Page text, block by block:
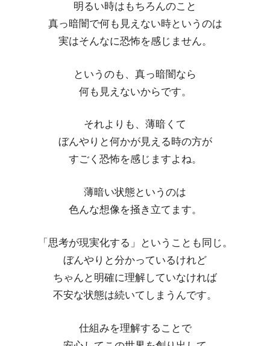
明るい時はもちろんのこと
真っ暗闇で何も見えない時というのは
実はそんなに恐怖を感じません。
というのも、真っ暗闇なら
何も見えないからです。
それよりも、薄暗くて
ぼんやりと何かが見える時の方が
すごく恐怖を感じますよね。
薄暗い状態というのは
色んな想像を掻き立てます。
「思考が現実化する」ということも同じ。
ぼんやりと分かっているけれど
ちゃんと明確に理解していなければ
不安な状態は続いてしまうんです。
仕組みを理解することで